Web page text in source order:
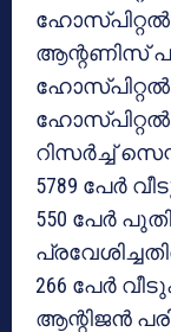
ഹോസ്പിറ്റൽ
ആന്റണിസ്
ഹോസ്പിറ്റൽ
റിസർച്ച്
5789 പേർ
550 പേർ
266 പേർ
ആന്റിജൻ